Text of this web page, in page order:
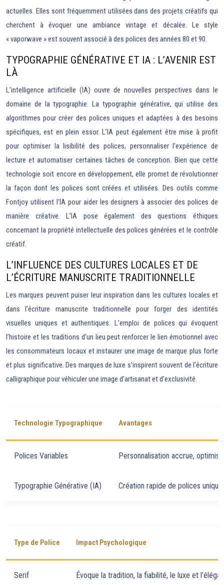
actuelles. Elles sont fréquemment utilisées dans des projets créatifs qui
cherchent à évoquer une ambiance vintage et décalée. Le style
« vaporwave » est souvent associé à des polices des années 80 et 90.
TYPOGRAPHIE GÉNÉRATIVE ET IA : L’AVENIR EST
LÀ
L’intelligence artificielle (IA) ouvre de nouvelles perspectives dans le
domaine de la typographie. La typographie générative, qui utilise des
algorithmes pour créer des polices uniques et adaptées à des besoins
spécifiques, est en plein essor. L’IA peut également être mise à profit
pour optimiser la lisibilité des polices, personnaliser l’expérience de
lecture et automatiser certaines tâches de conception. Bien que cette
technologie soit encore en développement, elle promet de révolutionner
la façon dont les polices sont créées et utilisées. Des outils comme
Fontjoy utilisent l’IA pour aider les designers à associer des polices de
manière créative. L’IA pose également des questions éthiques
concernant la propriété intellectuelle des polices générées et le contrôle
créatif.
L’INFLUENCE DES CULTURES LOCALES ET DE
L’ÉCRITURE MANUSCRITE TRADITIONNELLE
Les marques peuvent puiser leur inspiration dans les cultures locales et
dans l’écriture manuscrite traditionnelle pour forger des identités
visuelles uniques et authentiques. L’emploi de polices qui évoquent
l’histoire et les traditions d’un lieu peut renforcer le lien émotionnel avec
les consommateurs locaux et instaurer une image de marque plus forte
et plus significative. Des marques de luxe s’inspirent souvent de l’écriture
calligraphique pour véhiculer une image d’artisanat et d’exclusivité.
Technologie Typographique Avantages
Polices Variables Personnalisation accrue,
Typographie Générative (IA) Création rapide de polices
Type de Police Impact Psychologique
Serif Évoque la tradition, la fiabilité, le luxe et